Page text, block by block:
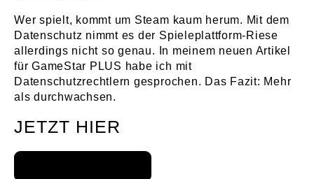
Wer spielt, kommt um Steam kaum herum. Mit dem
Datenschutz nimmt es der Spieleplattform-Riese
allerdings nicht so genau. In meinem neuen Artikel
für GameStar PLUS habe ich mit
Datenschutzrechtlern gesprochen. Das Fazit: Mehr
als durchwachsen.
JETZT HIER